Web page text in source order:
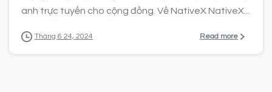
anh trực tuyến cho cộng đồng. Về NativeX NativeX...
Tháng 6 24, 2024 Read more